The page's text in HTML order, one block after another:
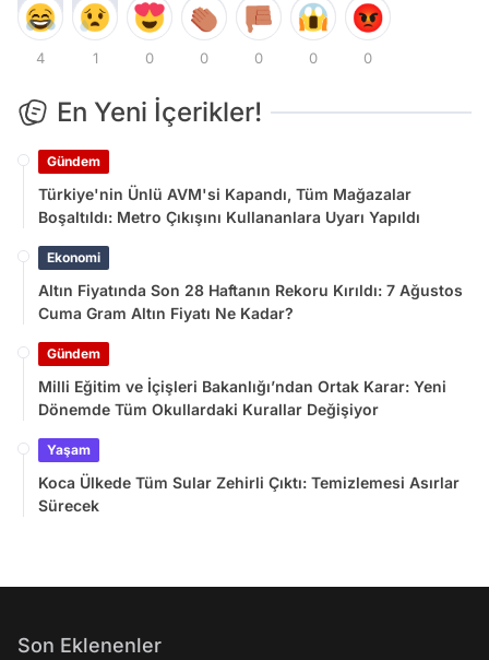
4 1 0 0 0 0 0
En Yeni İçerikler!
Gündem
Türkiye'nin Ünlü AVM'si Kapandı, Tüm Mağazalar
Boşaltıldı: Metro Çıkışını Kullananlara Uyarı Yapıldı
Ekonomi
Altın Fiyatında Son 28 Haftanın Rekoru Kırıldı: 7 Ağustos
Cuma Gram Altın Fiyatı Ne Kadar?
Gündem
Milli Eğitim ve İçişleri Bakanlığı’ndan Ortak Karar: Yeni
Dönemde Tüm Okullardaki Kurallar Değişiyor
Yaşam
Koca Ülkede Tüm Sular Zehirli Çıktı: Temizlemesi Asırlar
Sürecek
Son Eklenenler